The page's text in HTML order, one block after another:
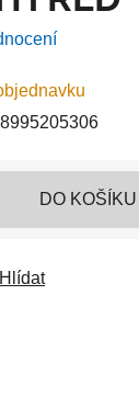
DO KOŠÍKU
Hlídat